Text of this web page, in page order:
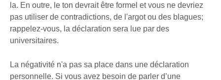
la. En outre, le ton devrait être formel et vous ne devriez
pas utiliser de contradictions, de l'argot ou des blagues;
rappelez-vous, la déclaration sera lue par des
universitaires.
La négativité n'a pas sa place dans une déclaration
personnelle. Si vous avez besoin de parler d’une